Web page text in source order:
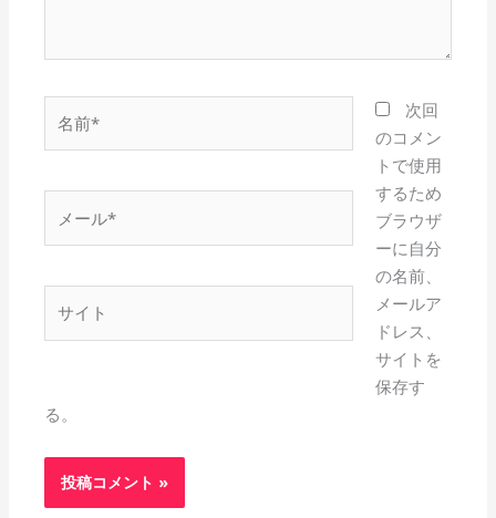
前
ー
*
次回
のコメン
トで使用
するため
ブラウザ
ーに自分
の名前、
メールア
ドレス、
サイトを
保存す
る。